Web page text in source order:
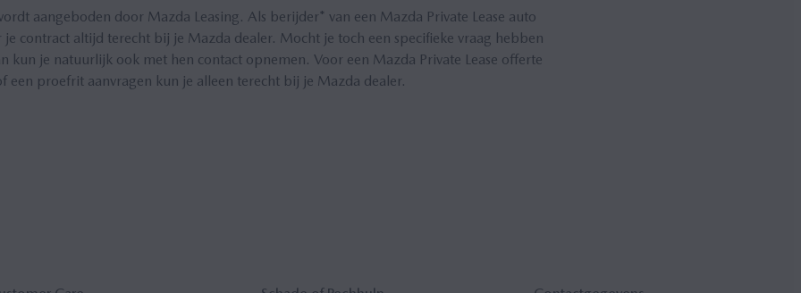
aangeboden door Mazda Leasing. Als berijder* van een Mazda Private Lease auto
je contract altijd terecht bij je Mazda dealer. Mocht je toch een specifieke vraag hebben
kun je natuurlijk ook met hen contact opnemen. Voor een Mazda Private Lease offerte
een proefrit aanvragen kun je alleen terecht bij je Mazda dealer.